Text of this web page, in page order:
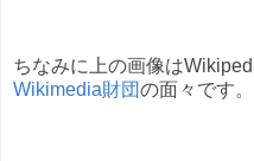
ちなみに上の画像は
Wikimedia財団の面々です。